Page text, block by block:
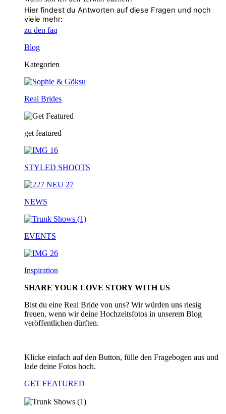
Hier findest du Antworten auf diese Fragen und noch
viele mehr:
zu den faq
Blog
Kategorien
Real Brides
get featured
STYLED SHOOTS
NEWS
EVENTS
Inspiration
SHARE YOUR LOVE STORY WITH US
Bist du eine Real Bride von uns? Wir würden uns riesig
freuen, wenn wir deine Hochzeitsfotos in unserem Blog
veröffentlichen dürften.
Klicke einfach auf den Button, fülle den Fragebogen aus und
lade deine Fotos hoch.
GET FEATURED